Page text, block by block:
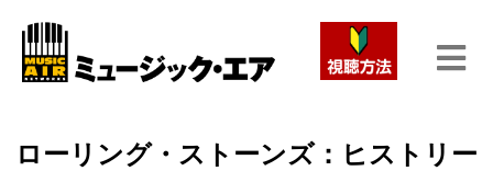
ローリング・ストーンズ：ヒストリー